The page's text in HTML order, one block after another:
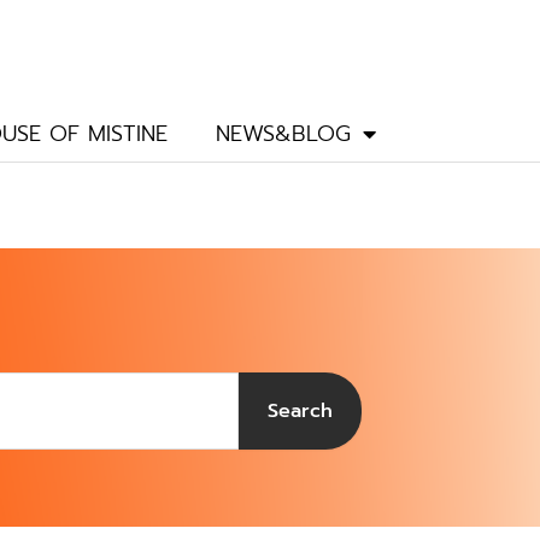
OF MISTINE NEWS&BLOG
Search